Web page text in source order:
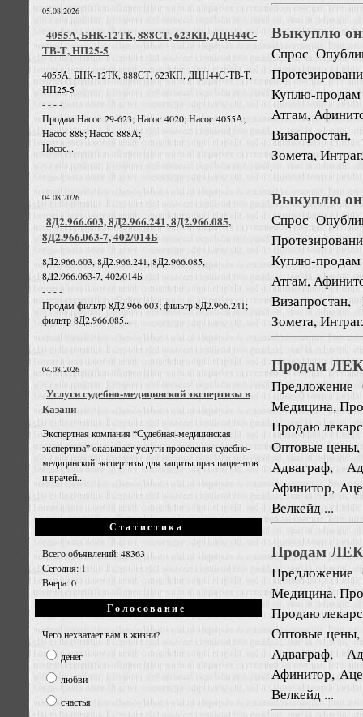
05.08.2026
4055А, БНК-12ТК, 888СТ, 623КП, ДЦН44С-
ТВ-Т, НП25-5
4055А, БНК-12ТК, 888СТ, 623КП, ДЦН44С-ТВ-Т,
НП25-5
- - - -
Продам Насос 29-623; Насос 4020; Насос 4055А;
Насос 888; Насос 888А;
Насос...
04.08.2026
8Д2.966.603, 8Д2.966.241, 8Д2.966.085,
8Д2.966.063-7, 402/014Б
8Д2.966.603, 8Д2.966.241, 8Д2.966.085,
8Д2.966.063-7, 402/014Б
- - - -
Продам фильтр 8Д2.966.603; фильтр 8Д2.966.241;
фильтр 8Д2.966.085...
04.08.2026
Услуги судебно-медицинской экспертизы в
Казани
Экспертная компания “Судебная-медицинская
экспертиза” оказывает услуги проведения судебно-
медицинской экспертизы для защиты прав пациентов
и врачей...
Статистика
Всего объявлений: 48363
Сегодня: 1
Вчера: 0
Голосование
Чего нехватает вам в жизни?
денег
любви
счастья
Выкуплю
Спрос
Куплю-
Атгам,
Зомета,
Выкуплю
Спрос
Куплю-
Атгам,
Зомета,
Продам
Предложение
Медицина,
Продаю
Оптовые
Адваграф,
Афинитор,
Велкейд ...
Продам
Предложение
Медицина,
Продаю
Оптовые
Адваграф,
Афинитор,
Велкейд ...